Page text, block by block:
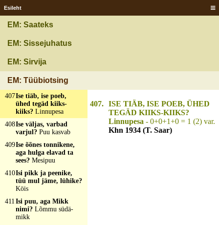
Esileht
EM: Saateks
EM: Sissejuhatus
EM: Sirvija
EM: Tüübiotsing
laiali?
pea ots kui sari?
405 Ise pisuke kui pihu,
vahest põlvekõrgune?
Ise seisub paigal, aga
saba lehvib tuules?
Korstnasuits
407Ise tiäb, ise poeb,
ühed tegäd kiiks-
kiiks? Linnupesa
408Ise väljas, varbad
varjul? Puu kasvab
409Ise õõnes tonnikene,
aga hulga elavad ta
sees? Mesipuu
410Isi pikk ja peenike,
tüü mul jäme, lühike?
Köis
411 Isi puu, aga Mikk
nimi? Lõmmu südä-
mikk
407. ISE TIÄB, ISE POEB, ÜHED
TEGÄD KIIKS-KIIKS?
Linnupesa - 0+0+1+0 = 1 (2) var.
Khn 1934 (T. Saar)